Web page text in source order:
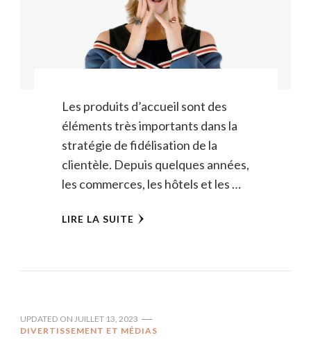
Les produits d’accueil sont des
éléments très importants dans la
stratégie de fidélisation de la
clientèle. Depuis quelques années,
les commerces, les hôtels et les …
LIRE LA SUITE
UPDATED ON JUILLET 13, 2023
DIVERTISSEMENT ET MÉDIAS